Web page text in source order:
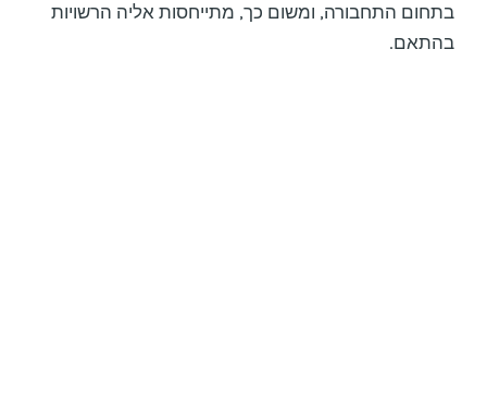
בתחום התחבורה, ומשום כך, מתייחסות אליה הרשויות
בהתאם.